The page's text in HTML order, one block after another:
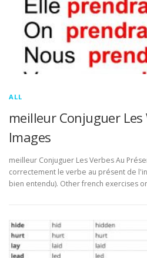
ALL
meilleur Conjuguer Les
Images
meilleur Conjuguer Les Verbes Au
correctement le verbe au présent de
bien entendu). Other french exercises